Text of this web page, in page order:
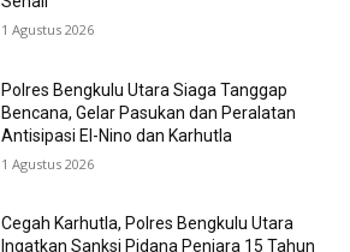
1 Agustus 2026
Polres Bengkulu Utara Siaga Tanggap
Bencana, Gelar Pasukan dan Peralatan
Antisipasi El-Nino dan Karhutla
1 Agustus 2026
Cegah Karhutla, Polres Bengkulu Utara
Ingatkan Sanksi Pidana Penjara 15 Tahun